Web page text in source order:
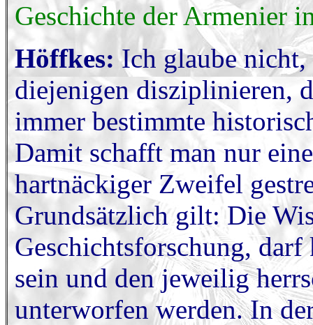
Geschichte der Armenier
Höffkes:Ich glaube nicht,
diejenigen disziplinieren,
immer bestimmte
Damit schafft man nur
hartnäckiger Zweifel
Grundsätzlich gilt: Die
Geschichtsforschung,
sein und den jeweilig
unterworfen werden. In